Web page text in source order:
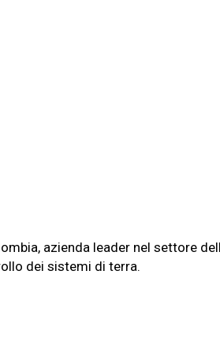
azienda leader nel settore
dei sistemi di terra.